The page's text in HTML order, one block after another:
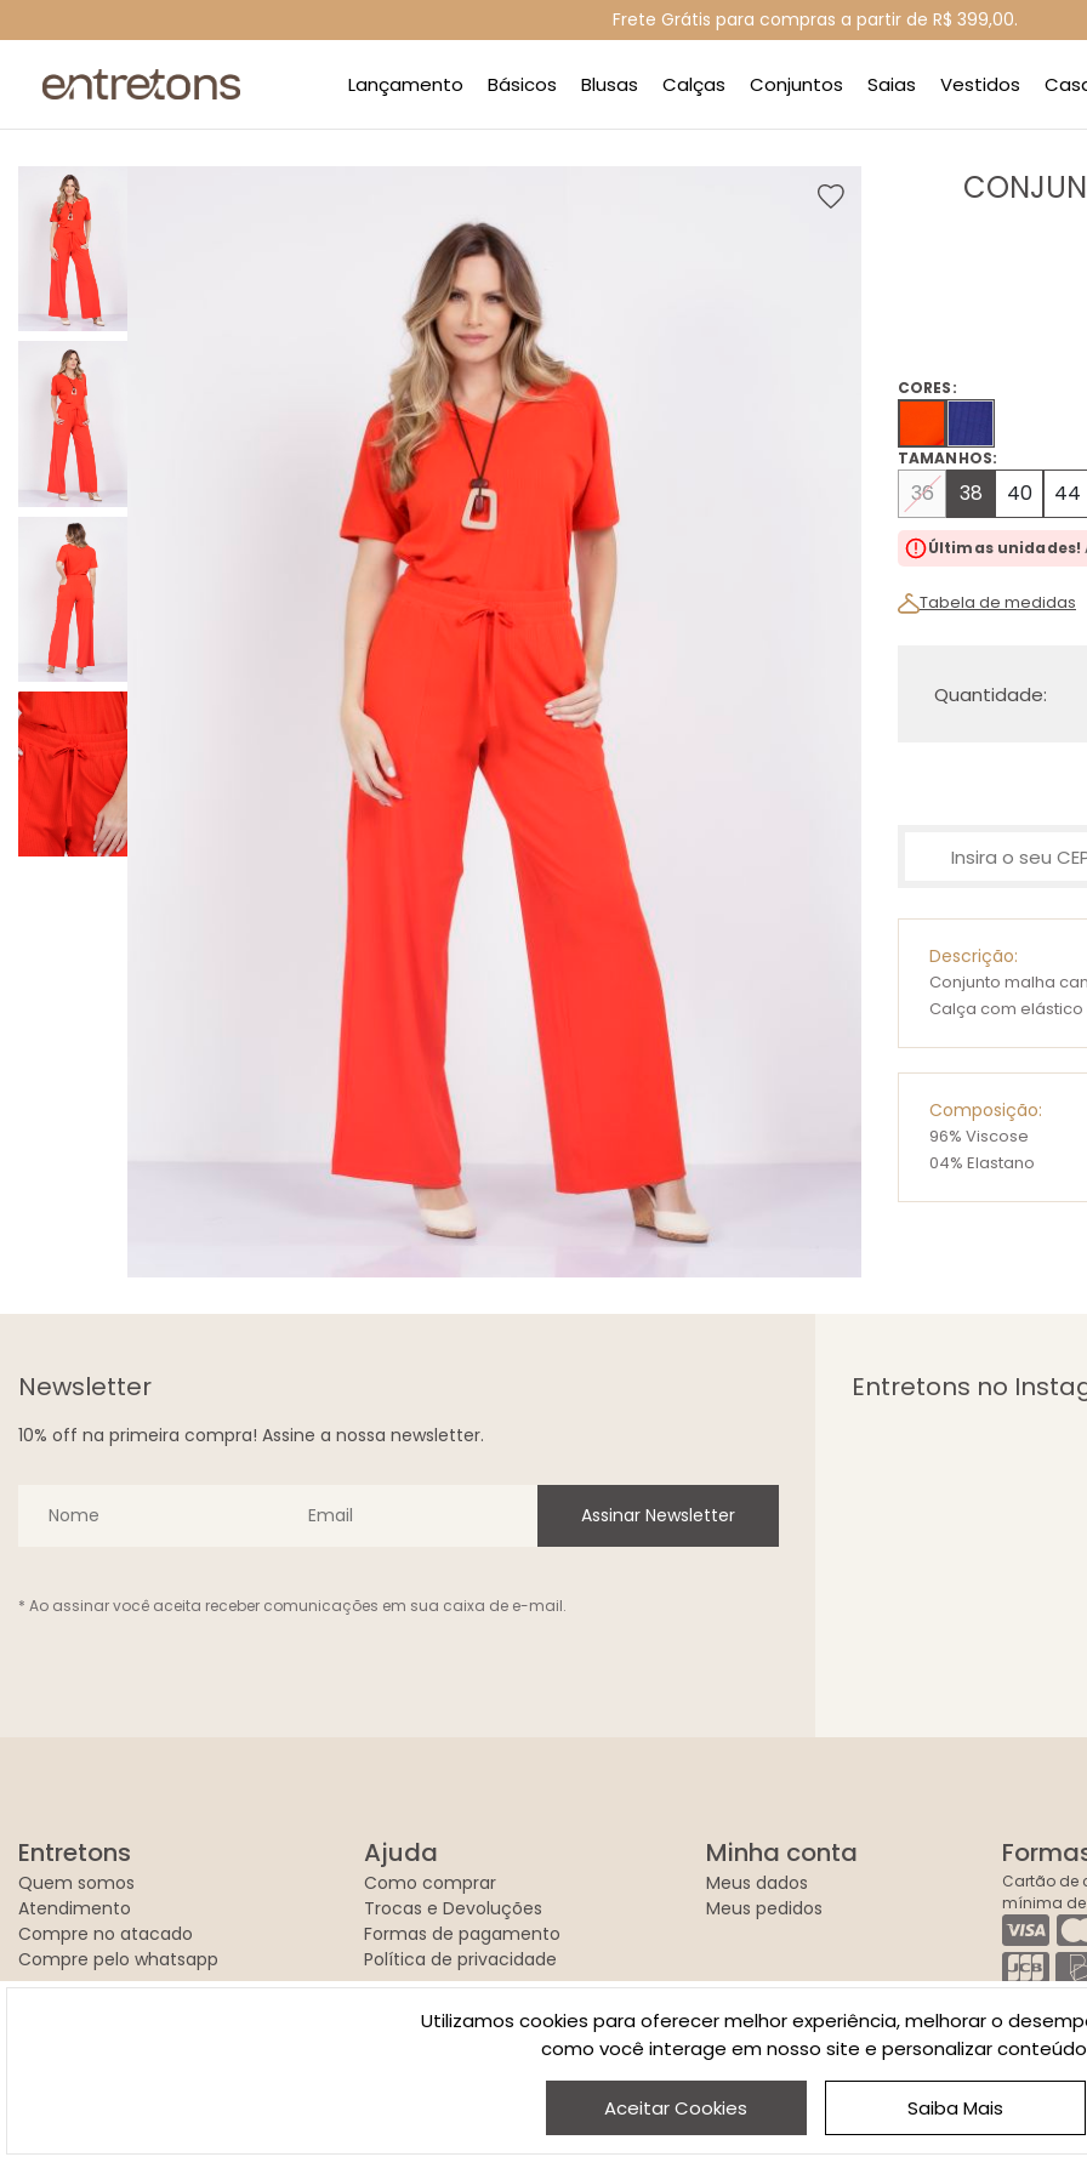
Frete Grátis para compras a partir de R$ 399,00.
Lançamento Básicos Blusas Calças Conjuntos Saias Vestidos
CORES:
TAMANHOS:
36 38 40 44
Últimas unidades!
Tabela de medidas
Quantidade:
Descrição:
Conjunto malha
Calça com
Composição:
96% Viscose
04% Elastano
Newsletter
10% off na primeira compra! Assine a nossa newsletter.
Assinar Newsletter
* Ao assinar você aceita receber comunicações em sua caixa de e-mail.
Entretons no
Entretons
Quem somos
Atendimento
Compre no atacado
Compre pelo whatsapp
Ajuda
Como comprar
Trocas e Devoluções
Formas de pagamento
Política de privacidade
Minha conta
Meus dados
Meus pedidos
Cartão de
mínima de
Utilizamos cookies para oferecer melhor experiência, melhorar o
como você interage em nosso site e personalizar
Aceitar Cookies Saiba Mais